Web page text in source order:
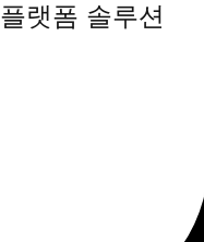
플랫폼 솔루션